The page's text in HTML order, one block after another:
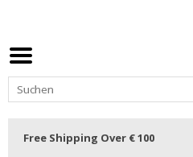
Free Shipping Over € 100